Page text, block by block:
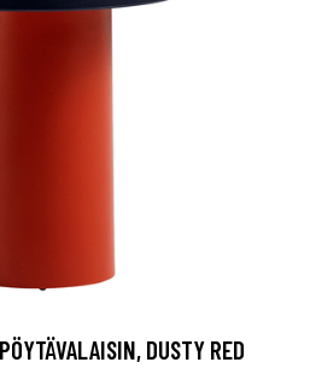
DUSTY RED